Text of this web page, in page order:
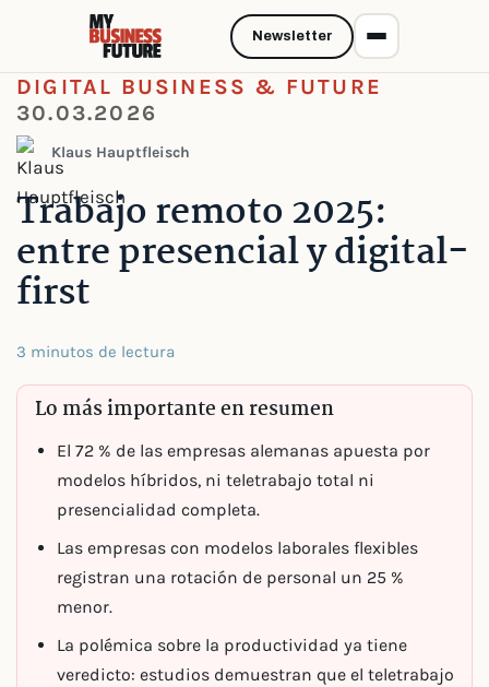
DIGITAL BUSINESS & FUTURE
30.03.2026
Klaus Hauptfleisch
Trabajo remoto 2025:
entre presencial y digital-
first
3 minutos de lectura
Lo más importante en resumen
El 72 % de las empresas alemanas apuesta por
modelos híbridos, ni teletrabajo total ni
presencialidad completa.
Las empresas con modelos laborales flexibles
registran una rotación de personal un 25 %
menor.
La polémica sobre la productividad ya tiene
veredicto: estudios demuestran que el teletrabajo
Newsletter